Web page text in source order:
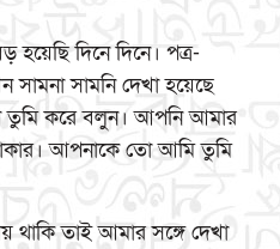
দিনে দিনে। পত্র-
সামনা সামনি দেখা হয়েছে
তুমি করে বলুন। আপনি আমার
আপনাকে তো আমি তুমি
থাকি তাই আমার সঙ্গে দেখা